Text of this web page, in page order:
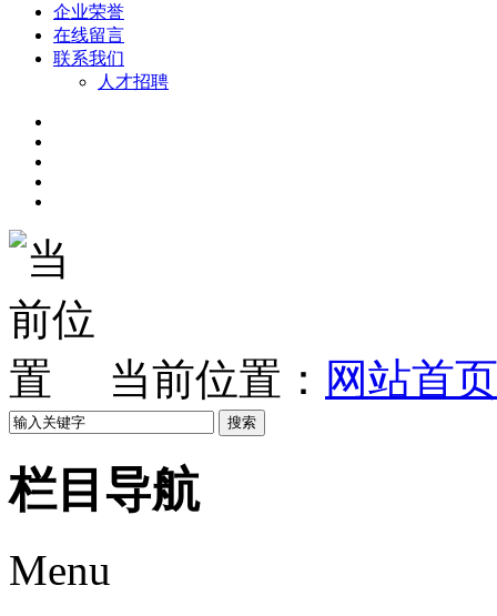
企业荣誉
在线留言
联系我们
人才招聘
当前位置： 网站首页
搜索
栏目导航
Menu